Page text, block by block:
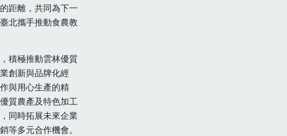
距離，共同為下一
北攜手推動食農教
積極推動雲林優質
創新與品牌化經
與用心生產的精
質農產及特色加工
同時拓展未來企業
等多元合作機會。